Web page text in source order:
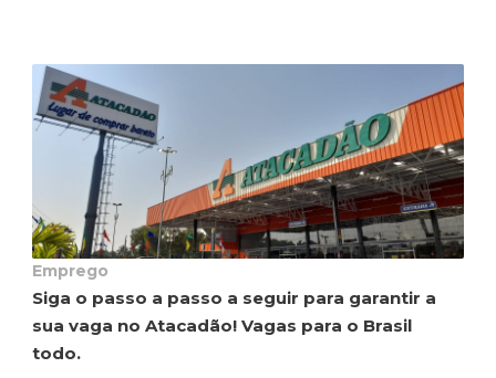
Emprego
Siga o passo a passo a seguir para garantir a
sua vaga no Atacadão! Vagas para o Brasil
todo.